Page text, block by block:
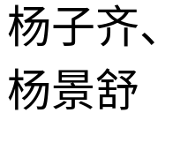
杨子齐
杨景舒